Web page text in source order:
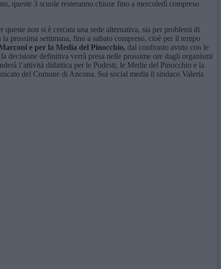
queste 3 scuole resteranno chiuse fino a mercoledì compreso
non si è cercata una sede alternativa, sia per problemi di
prossima settimana, fino a sabato compreso, cioè per il tempo
e per la Media del Pinocchio, dal confronto avuto con le
decisione definitiva verrà presa nelle prossime ore dagli organismi
l’attività didattica per le Podesti, le Medie del Pinocchio e la
del Comune di Ancona. Sui social media il sindaco Valeria